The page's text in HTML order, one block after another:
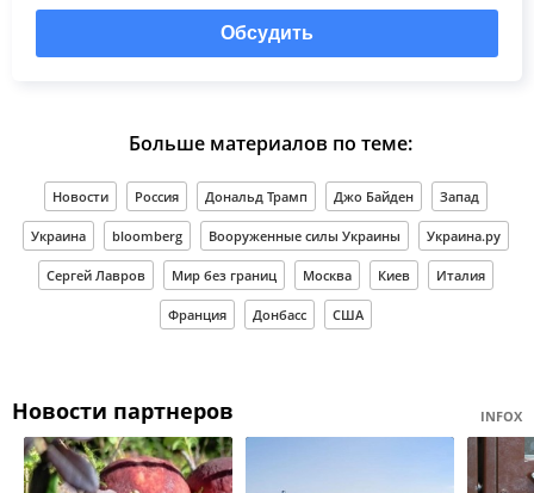
Обсудить
Больше материалов по теме:
Новости Россия Дональд Трамп Джо Байден Запад
Украина bloomberg Вооруженные силы Украины Украина.ру
Сергей Лавров Мир без границ Москва Киев Италия
Франция Донбасс США
Новости партнеров INFOX